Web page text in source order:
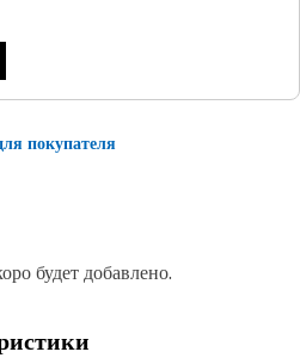
покупателя
будет добавлено.